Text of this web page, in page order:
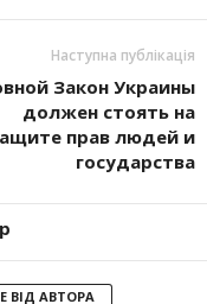
Наступна публікація
Закон Украины
должен стоять на
прав людей и
государства
ВІД АВТОРА